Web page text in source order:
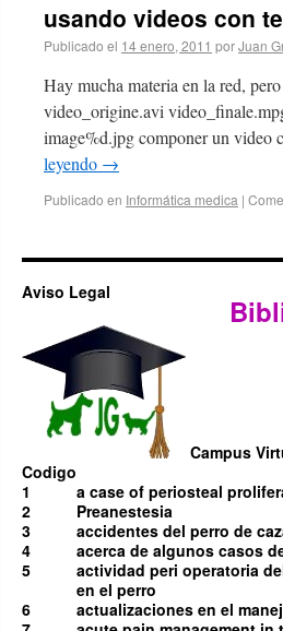
usando videos con
Publicado el 14 enero, 2011 porJuan
Hay mucha materia en la red,
video_origine.avi
image%d.jpg componer un video
leyendo →
Publicado en Informática medica |
Aviso Legal
Campus
Codigo
1
a case of periosteal
2
Preanestesia
3
accidentes del perro de
4
acerca de algunos casos
5
actividad peri operatoria
en el perro
6
actualizaciones en el